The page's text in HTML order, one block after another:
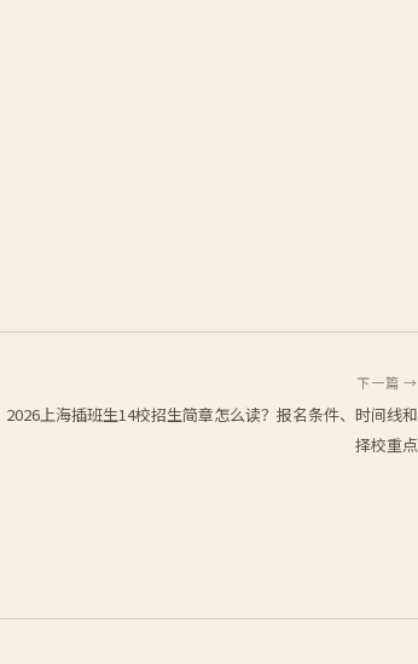
下一篇 →
2026上海插班生14校招生简章怎么读？报名条件、时间线和
择校重点